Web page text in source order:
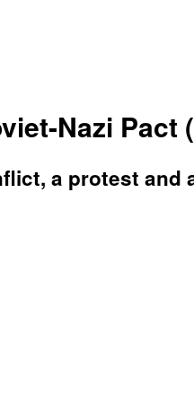
Nazi Pact
a protest and